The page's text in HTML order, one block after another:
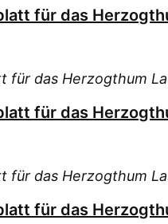
für das
für das Herzogthum
für das
für das Herzogthum
für das